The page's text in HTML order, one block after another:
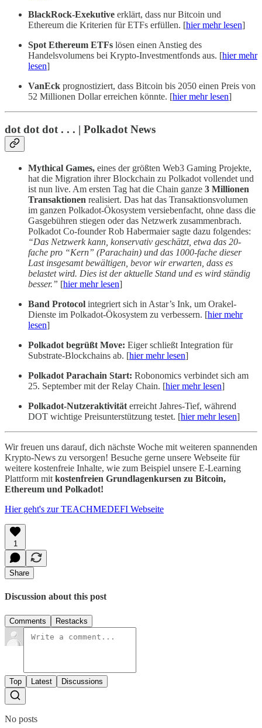
BlackRock-Exekutive erklärt, dass nur Bitcoin und
Ethereum die Kriterien für ETFs erfüllen. [hier mehr lesen]
Spot Ethereum ETFs lösen einen Anstieg des
Handelsvolumens bei Krypto-Investmentfonds aus. [hier mehr
lesen]
VanEck prognostiziert, dass Bitcoin bis 2050 einen Preis von
52 Millionen Dollar erreichen könnte. [hier mehr lesen]
dot dot dot . . . | Polkadot News
Mythical Games, eines der größten Web3 Gaming Projekte,
hat die Migration ihrer Blockchain zu Polkadot vollendet und
ist nun live. Am ersten Tag hat die Chain ganze 3 Millionen
Transaktionen realisiert. Das hat das Transaktionsvolumen
im ganzen Polkadot-Ökosystem versiebenfacht, ohne dass die
Gasgebühren stiegen oder das Netzwerk zusammenbrach.
Polkadot Co-founder Rob Habermaier sagte dazu folgendes:
“Das Netzwerk kann, konservativ geschätzt, etwa das 20-
fache pro “Kern” (Parachain) und das 1000-fache dieser
Last insgesamt bewältigen, bevor wir erwarten, dass es
belastet wird. Dies ist der aktuelle Stand und es wird ständig
besser.” [hier mehr lesen]
Band Protocol integriert sich in Astar’s Ink, um Orakel-
Dienste im Polkadot-Ökosystem zu verbessern. [hier mehr
lesen]
Polkadot begrüßt Move: Eiger schließt Integration für
Substrate-Blockchains ab. [hier mehr lesen]
Polkadot Parachain Start: Robonomics verbindet sich am
25. September mit der Relay Chain. [hier mehr lesen]
Polkadot-Nutzeraktivität erreicht Jahres-Tief, während
DOT wichtige Preisunterstützung testet. [hier mehr lesen]
Wir freuen uns darauf, dich nächste Woche mit weiteren spannenden
Krypto-News zu versorgen! Besuche gerne unsere Webseite für
weitere kostenfreie Inhalte, wie zum Beispiel unsere E-Learning
Plattform mit kostenfreien Grundlagenkursen zu Bitcoin,
Ethereum und Polkadot!
Hier geht's zur TEACHMEDEFI Webseite
1
Share
Discussion about this post
Comments Restacks
Top Latest Discussions
No posts